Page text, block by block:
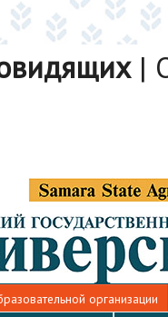
|
организации